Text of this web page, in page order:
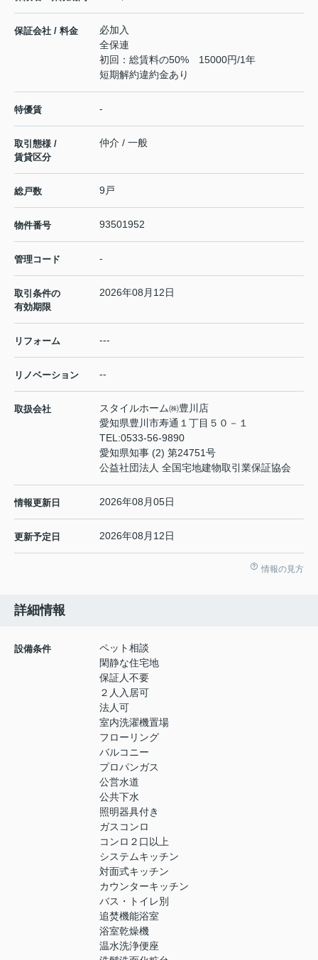
保証会社 / 料金
必加入
全保連
初回：総賃料の50% 15000円/1年
短期解約違約金あり
特優賃 -
取引態様 /
賃貸区分
仲介 / 一般
総戸数 9戸
物件番号 93501952
管理コード -
取引条件の
有効期限
2026年08月12日
リフォーム ---
リノベーション --
取扱会社
スタイルホーム㈱豊川店
愛知県豊川市寿通１丁目５０－１
TEL:0533-56-9890
愛知県知事 (2) 第24751号
公益社団法人 全国宅地建物取引業保証協会
情報更新日 2026年08月05日
更新予定日 2026年08月12日
情報の見方
詳細情報
設備条件
ペット相談
閑静な住宅地
保証人不要
２人入居可
法人可
室内洗濯機置場
フローリング
バルコニー
プロパンガス
公営水道
公共下水
照明器具付き
ガスコンロ
コンロ２口以上
システムキッチン
対面式キッチン
カウンターキッチン
バス・トイレ別
追焚機能浴室
浴室乾燥機
温水洗浄便座